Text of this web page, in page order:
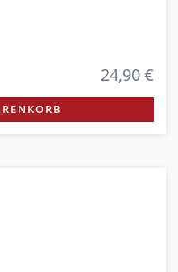
24,90 €